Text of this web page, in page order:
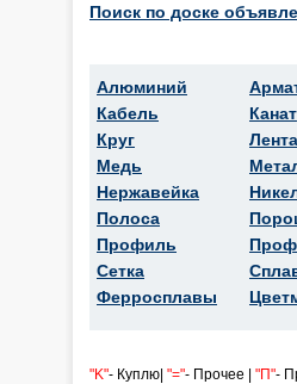
Поиск по доске
Алюминий
Кабель
Круг
Медь
Нержавейка
Полоса
Профиль
Сетка
Ферросплавы
Канат
Лента
"K"- Куплю| "="- Прочее | "П"-